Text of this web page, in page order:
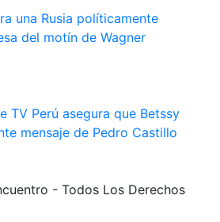
una Rusia políticamente
del motín de Wagner
TV Perú asegura que Betssy
mensaje de Pedro Castillo
- Todos Los Derechos